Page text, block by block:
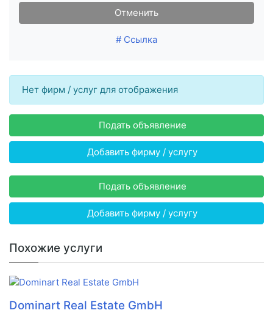
Отменить
# Ссылка
Нет фирм / услуг для отображения
Подать объявление
Добавить фирму / услугу
Подать объявление
Добавить фирму / услугу
Похожие услуги
Dominart Real Estate GmbH